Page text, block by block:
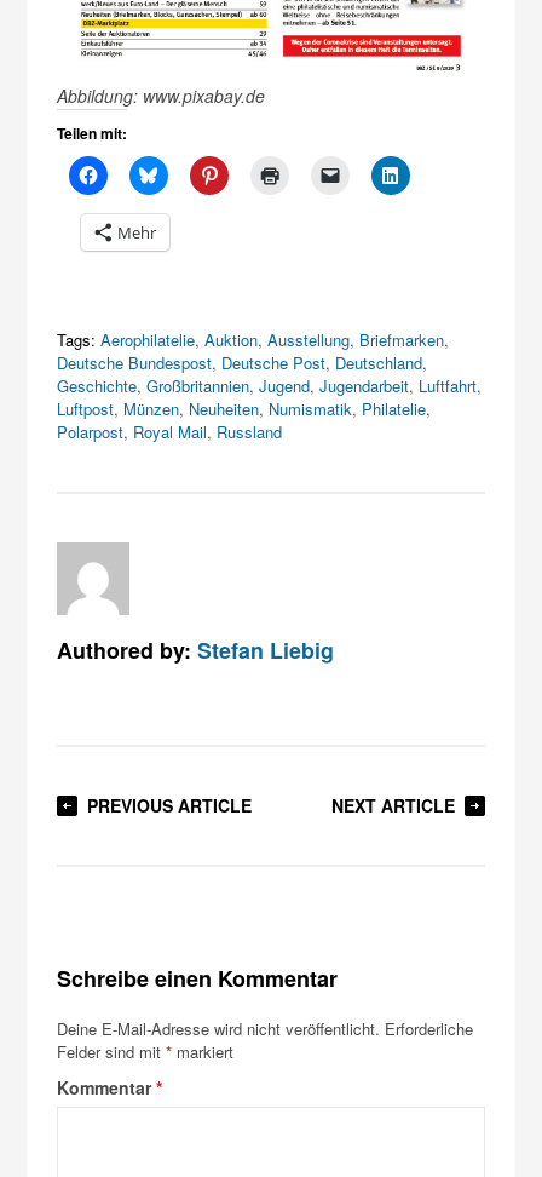
Abbildung: www.pixabay.de
Teilen mit:
Mehr
Tags: Aerophilatelie,Auktion,Ausstellung, Briefmarken,
Deutsche Bundespost, Deutsche Post, Deutschland,
Geschichte,Großbritannien,Jugend,Jugendarbeit, Luftfahrt,
Luftpost, Münzen, Neuheiten, Numismatik, Philatelie,
Polarpost, Royal Mail, Russland
Authored by:Stefan Liebig
PREVIOUS ARTICLE NEXT ARTICLE
Schreibe einen Kommentar
Deine E-Mail-Adresse wird nicht veröffentlicht. Erforderliche
Felder sind mit* markiert
Kommentar*